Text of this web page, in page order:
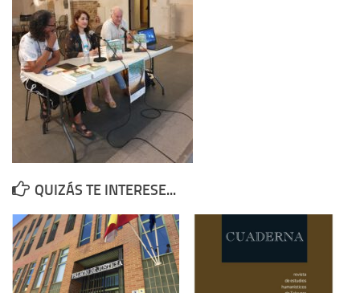
Investigación previa de la represión en Talavera de la Reina (1937-
1947).
Informe Represión en Toledo 1936-1947 | Buscador
Informe de la fosa de abril de 1939 de Tembleque
Enciclopedia Republicana
Militantes históricos IR
Izquierda Republicana. Agrupaciones y Militantes (1934-1939)
Izquierda Republicana. Navarra
Izquierda Republicana. Galicia
Textos esenciales del republicanismo
QUIZÁS TE INTERESE...